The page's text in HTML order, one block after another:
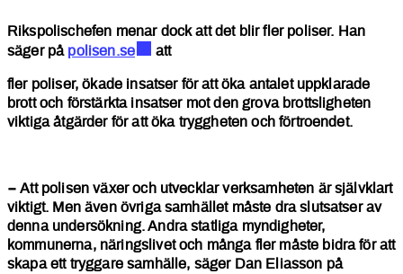
Rikspolischefen menar dock att det blir fler poliser. Han
säger på polisen.se att
fler poliser, ökade insatser för att öka antalet uppklarade
brott och förstärkta insatser mot den grova brottsligheten
viktiga åtgärder för att öka tryggheten och förtroendet.
− Att polisen växer och utvecklar verksamheten är självklart
viktigt. Men även övriga samhället måste dra slutsatser av
denna undersökning. Andra statliga myndigheter,
kommunerna, näringslivet och många fler måste bidra för att
skapa ett tryggare samhälle, säger Dan Eliasson på